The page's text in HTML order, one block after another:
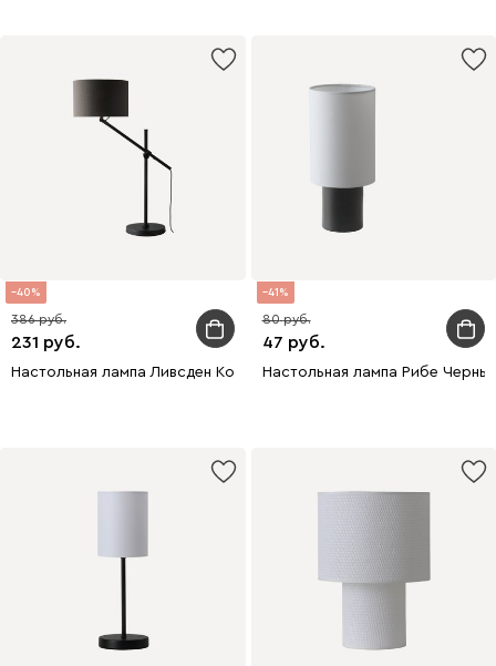
40
231
386
Настольная лампа Ливсден Коричневый
41
47
80
Настольная лампа Рибе